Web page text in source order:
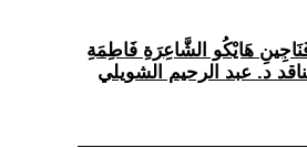
هَايْكُو الشَّاعِرَةِ فَاطِمَةِ
د. عبد الرحيم الشويلي